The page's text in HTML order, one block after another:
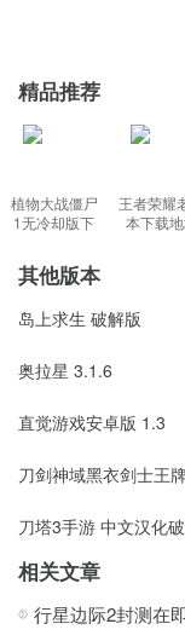
基础攻击无限货币
察，无论是在远处观
精彩有趣的减压冒险
您也可以建造自己的
该游戏为玩家提供了
攻击方式和攻击位置。
找到要攻击的建筑
根据不同的房屋做出合
玩家需要向各个建筑
精美的卡通游戏图形
良好的物理模拟效
音；
精品推荐
植物大战僵尸
1无冷却版下
王者荣耀
本下载
其他版本
岛上求生 破解版
奥拉星 3.1.6
直觉游戏安卓版 1.3
刀剑神域黑衣剑士王
刀塔3手游 中文汉化
相关文章
行星边际2封测在